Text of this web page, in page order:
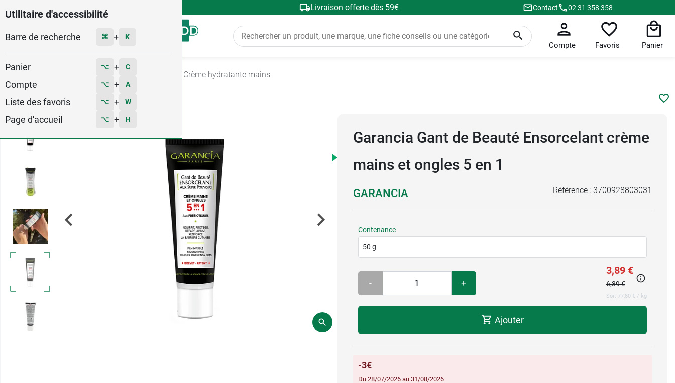
Utilitaire d'accessibilité
Barre de recherche ⌘ + K
Panier ⌥ + C
Compte ⌥ + A
Liste des favoris ⌥ + W
Page d'accueil ⌥ + H
Livraison offerte dès 59€ Contact 02 31 358 358
Menu
Compte Favoris Panier
Crème hydratante mains
1
Garancia Gant de Beauté Ensorcelant crème
mains et ongles 5 en 1
GARANCIA Référence : 3700928803031
Contenance
50 g
- +
3,89 €
6,89 €
Soit 77,80 € / kg
Ajouter
-3€
Du 28/07/2026 au 31/08/2026